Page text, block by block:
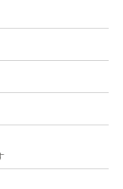
使用しており
ので、新鮮な
にも便利！